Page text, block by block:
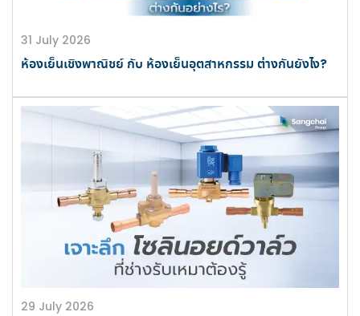
31 July 2026
ห้องเย็นเชิงพาณิชย์ กับ ห้องเย็นอุตสาหกรรม ต่างกันยังไง?
29 July 2026